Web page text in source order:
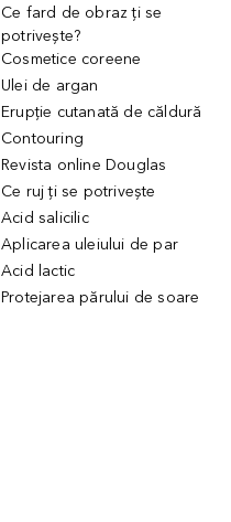
Ce fard de obraz ți se
potrivește?
Cosmetice coreene
Ulei de argan
Erupție cutanată de căldură
Contouring
Revista online Douglas
Ce ruj ți se potrivește
Acid salicilic
Aplicarea uleiului de par
Acid lactic
Protejarea părului de soare